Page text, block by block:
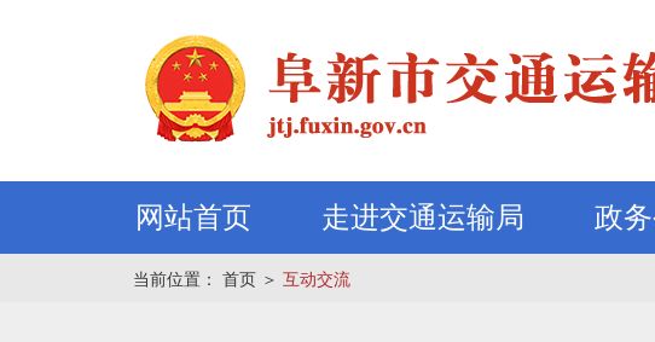
网站首页 走进交通运输局 政
当前位置： 首页 ＞ 互动交流